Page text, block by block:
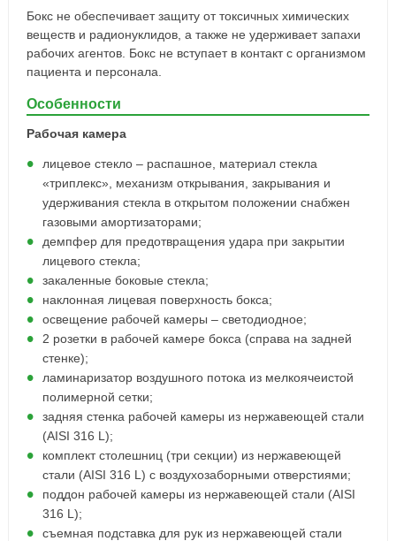
Бокс не обеспечивает защиту от токсичных химических
веществ и радионуклидов, а также не удерживает запахи
рабочих агентов. Бокс не вступает в контакт с организмом
пациента и персонала.
Особенности
Рабочая камера
лицевое стекло – распашное, материал стекла
«триплекс», механизм открывания, закрывания и
удерживания стекла в открытом положении снабжен
газовыми амортизаторами;
демпфер для предотвращения удара при закрытии
лицевого стекла;
закаленные боковые стекла;
наклонная лицевая поверхность бокса;
освещение рабочей камеры – светодиодное;
2 розетки в рабочей камере бокса (справа на задней
стенке);
ламинаризатор воздушного потока из мелкоячеистой
полимерной сетки;
задняя стенка рабочей камеры из нержавеющей стали
(AISI 316 L);
комплект столешниц (три секции) из нержавеющей
стали (AISI 316 L) с воздухозаборными отверстиями;
поддон рабочей камеры из нержавеющей стали (AISI
316 L);
съемная подставка для рук из нержавеющей стали